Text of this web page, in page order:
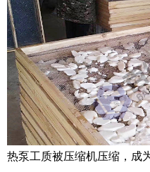
热泵工质被压缩机压缩，成